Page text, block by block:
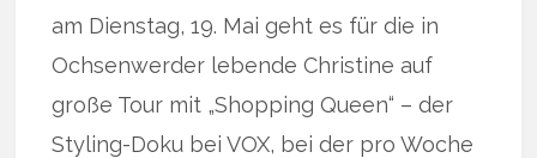
am Dienstag, 19. Mai geht es für die in
Ochsenwerder lebende Christine auf
große Tour mit „Shopping Queen“ – der
Styling-Doku bei VOX, bei der pro Woche